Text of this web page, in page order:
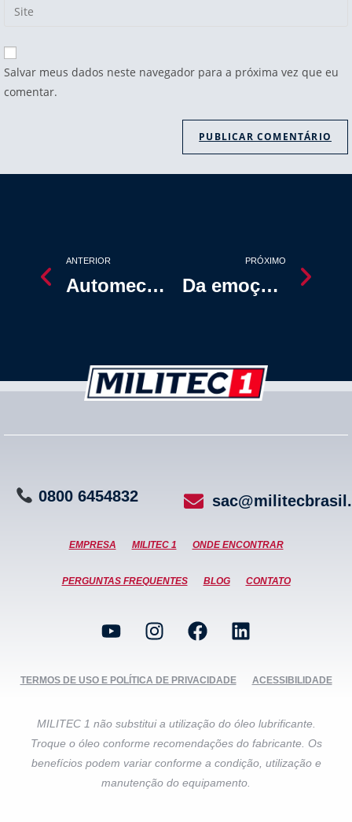
Salvar meus dados neste navegador para a próxima vez que eu
comentar.
ANTERIOR
Automec: MILITEC 1 impressiona com simulador de atrito – Militec Brasil
PRÓXIMO
Da emoção do kart à grandeza da Nascar Brasil: MILITEC acelera nas competições brasileiras
0800 6454832
EMPRESA MILITEC 1 ONDE ENCONTRAR
PERGUNTAS FREQUENTES BLOG CONTATO
TERMOS DE USO E POLÍTICA DE PRIVACIDADE ACESSIBILIDADE
MILITEC 1 não substitui a utilização do óleo lubrificante.
Troque o óleo conforme recomendações do fabricante. Os
benefícios podem variar conforme a condição, utilização e
manutenção do equipamento.